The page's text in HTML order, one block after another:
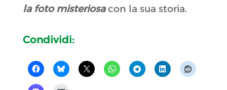
la foto misteriosacon la sua storia.
Condividi: